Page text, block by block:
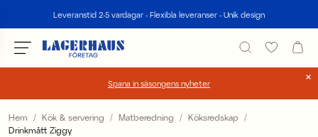
Leveranstid 2-5 vardagar - Flexibla leveranser - Unik design
Spana in säsongens nyheter
Välj språk / valuta
Hem Kök & servering Matberedning
Köksredskap
Drinkmått Ziggy